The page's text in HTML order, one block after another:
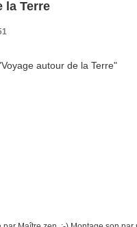
la Terre